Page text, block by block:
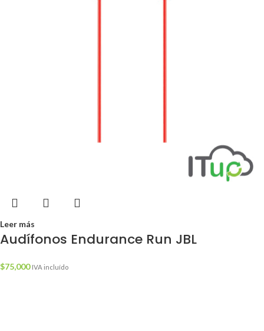
Leer más
Audífonos Endurance Run JBL
$75,000 IVA incluído